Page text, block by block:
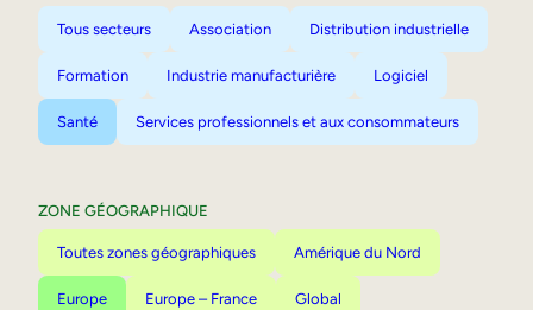
Tous secteurs Association Distribution industrielle
Formation Industrie manufacturière Logiciel
Santé Services professionnels et aux consommateurs
ZONE GÉOGRAPHIQUE
Toutes zones géographiques Amérique du Nord
Europe Europe – France Global